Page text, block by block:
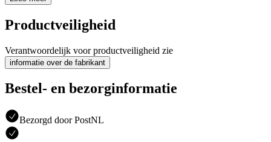
Productveiligheid
Verantwoordelijk voor productveiligheid zie
informatie over de fabrikant
Bestel- en bezorginformatie
Bezorgd door PostNL